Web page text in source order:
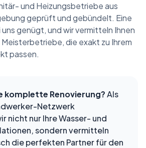
und Heizungsbetriebe aus
geprüft und gebündelt. Eine
genügt, und wir vermitteln Ihnen
die exakt zu Ihrem
passen.
komplette Renovierung?Als
Netzwerk
nicht nur Ihre Wasser- und
sondern vermitteln
die perfekten Partner für den